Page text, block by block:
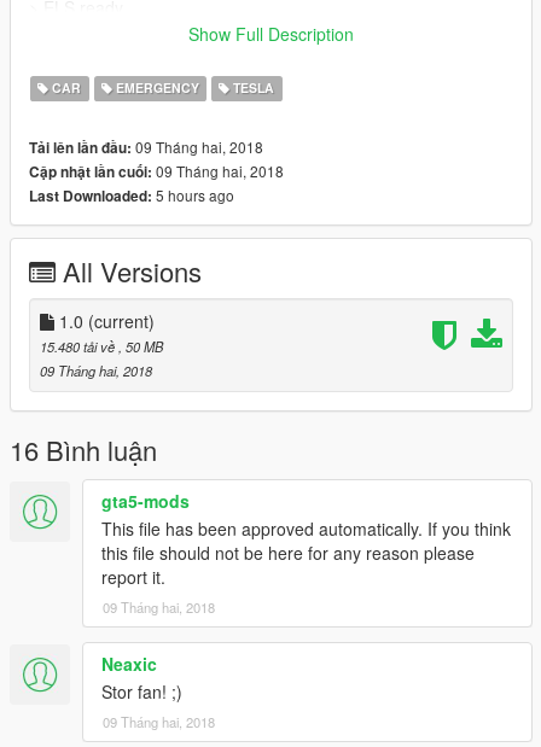
------------------------------------
------------------------------------
Thanks for downloading :D
- AchillesDKPoliceMods
Show Full Description
CAR EMERGENCY TESLA
Tải lên lần đầu: 09 Tháng hai, 2018
Cập nhật lần cuối: 09 Tháng hai, 2018
Last Downloaded: 5 hours ago
All Versions
1.0 (current)
15.480 tải về, 50 MB
09 Tháng hai, 2018
16 Bình luận
gta5-mods
This file has been approved automatically. If you think
this file should not be here for any reason please
report it.
09 Tháng hai, 2018
Neaxic
Stor fan! ;)
09 Tháng hai, 2018